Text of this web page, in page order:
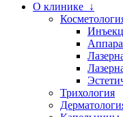
О клинике ↓
Трихология